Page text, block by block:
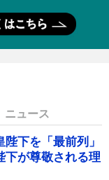
ニュース
下を「最前列」
が尊敬される理